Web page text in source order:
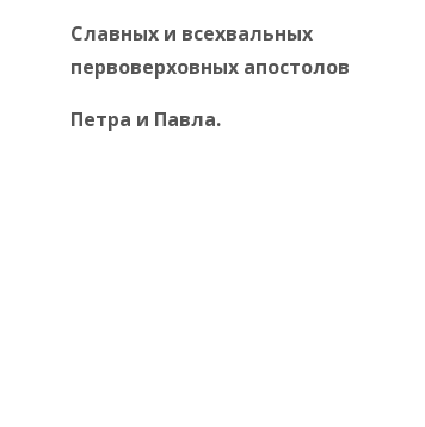
Славных и всехвальных
первоверховных апостолов
Петра и Павла.